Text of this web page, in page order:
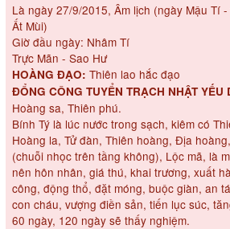
Là ngày 27/9/2015, Âm lịch (ngày Mậu Tí
Ất Mùi)
Giờ đầu ngày: Nhâm Tí
Trực Mãn - Sao Hư
HOÀNG ĐẠO: Thiên lao hắc đạo
ĐỔNG CÔNG TUYỂN TRẠCH NHẬT YẾU
Hoàng sa, Thiên phú.
Bính Tý là lúc nước trong sạch, kiêm có
Hoàng la, Tử đàn, Thiên hoàng, Địa
(chuỗi nhọc trên tầng không), Lộc mã, là
nên hôn nhân, giá thú, khai trương, xuất
công, động thổ, đặt móng, buộc giàn, an
con cháu, vượng điền sản, tiến lục súc,
60 ngày, 120 ngày sẽ thấy nghiệm.